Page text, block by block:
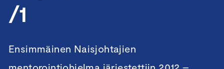
/1
Ensimmäinen Naisjohtajien